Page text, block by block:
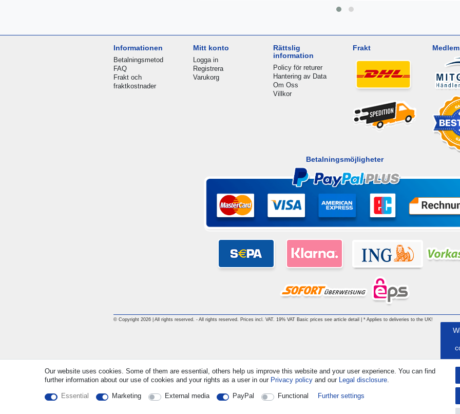
Informationen
Betalningsmetod
FAQ
Frakt och
fraktkostnader
Mitt konto
Logga in
Registrera
Varukorg
Rättslig
information
Policy för returer
Hantering av Data
Om Oss
Villkor
Frakt
Betalningsmöjligheter
© Copyright 2026 | All rights reserved. - All rights reserved. Prices incl. VAT. 19% VAT Basic prices see article detail | * Applies to deliveries to the UK!
Our website uses cookies. Some of them are essential, others help us improve this website and your user experience. You can find
further information about our use of cookies and your rights as a user in our Privacy policy and our Legal disclosure.
Essential Marketing External media PayPal Functional Further settings